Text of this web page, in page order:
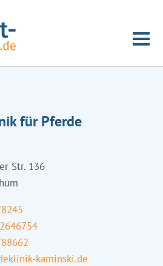
für Pferde
Str. 136
kaminski.de